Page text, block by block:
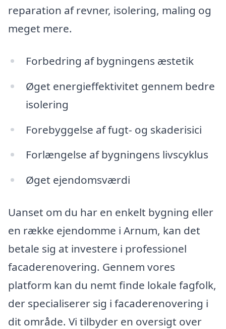
reparation af revner, isolering, maling og
meget mere.
Forbedring af bygningens æstetik
Øget energieffektivitet gennem bedre
isolering
Forebyggelse af fugt- og skaderisici
Forlængelse af bygningens livscyklus
Øget ejendomsværdi
Uanset om du har en enkelt bygning eller
en række ejendomme i Arnum, kan det
betale sig at investere i professionel
facaderenovering. Gennem vores
platform kan du nemt finde lokale fagfolk,
der specialiserer sig i facaderenovering i
dit område. Vi tilbyder en oversigt over